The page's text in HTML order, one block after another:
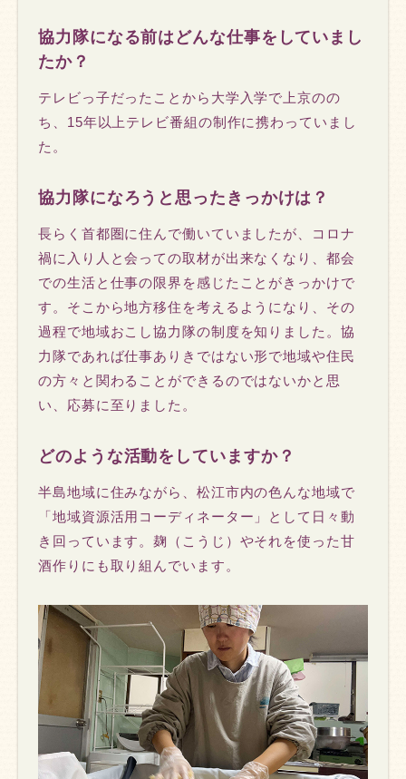
協力隊になる前はどんな仕事をしていまし
たか？
テレビっ子だったことから大学入学で上京のの
ち、15年以上テレビ番組の制作に携わっていまし
た。
協力隊になろうと思ったきっかけは？
長らく首都圏に住んで働いていましたが、コロナ
禍に入り人と会っての取材が出来なくなり、都会
での生活と仕事の限界を感じたことがきっかけで
す。そこから地方移住を考えるようになり、その
過程で地域おこし協力隊の制度を知りました。協
力隊であれば仕事ありきではない形で地域や住民
の方々と関わることができるのではないかと思
い、応募に至りました。
どのような活動をしていますか？
半島地域に住みながら、松江市内の色んな地域で
「地域資源活用コーディネーター」として日々動
き回っています。麹（こうじ）やそれを使った甘
酒作りにも取り組んでいます。